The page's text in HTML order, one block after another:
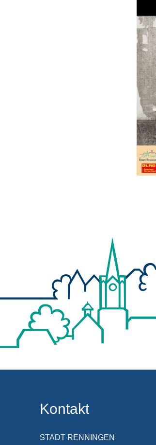
Kontakt
STADT RENNINGEN